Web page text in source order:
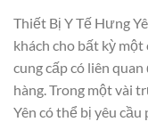
Thiết Bị Y Tế Hưng
khách cho bất kỳ một
cung cấp có liên
hàng. Trong một vài
Yên có thể bị yêu